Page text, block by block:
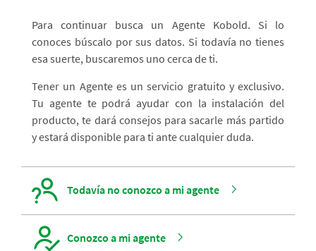
Para continuar busca un Agente Kobold. Si lo
conoces búscalo por sus datos. Si todavía no tienes
esa suerte, buscaremos uno cerca de ti.
Tener un Agente es un servicio gratuito y exclusivo.
Tu agente te podrá ayudar con la instalación del
producto, te dará consejos para sacarle más partido
y estará disponible para ti ante cualquier duda.
Todavía no conozco a mi agente
Conozco a mi agente